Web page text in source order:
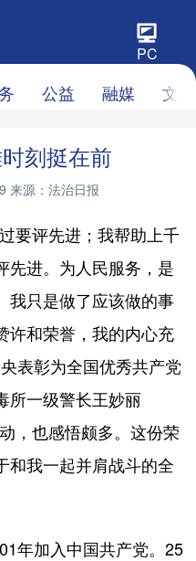
PC
公益 融媒 文化
刻挺在前
来源：法治日报
评先进；我帮助上千
先进。为人民服务，是
我只是做了应该做的事
许和荣誉，我的内心充
表彰为全国优秀共产党
所一级警长王妙丽
，也感悟颇多。这份荣
和我一起并肩战斗的全
加入中国共产党。25